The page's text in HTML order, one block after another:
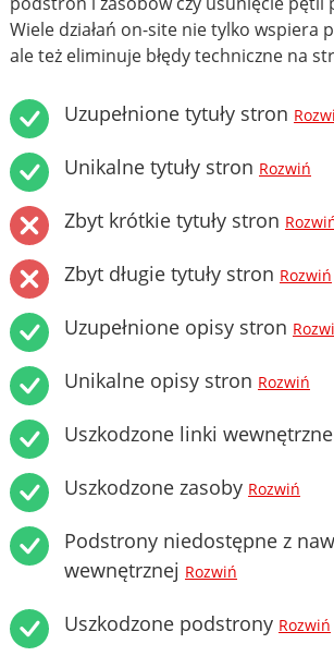
Wiele działań on-site nie tylko wspiera
ale też eliminuje błędy techniczne na
Uzupełnione tytuły stron
Unikalne tytuły stron Rozwiń
Zbyt krótkie tytuły stron
Zbyt długie tytuły stron Rozwiń
Uzupełnione opisy stron
Unikalne opisy stron Rozwiń
Uszkodzone linki wewnętrzne
Uszkodzone zasoby Rozwiń
Podstrony niedostępne z
wewnętrznej Rozwiń
Uszkodzone podstrony Rozwiń